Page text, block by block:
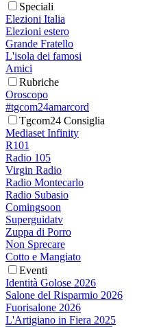
Speciali
Elezioni Italia
Elezioni estero
Grande Fratello
L'isola dei famosi
Amici
Rubriche
Oroscopo
#tgcom24amarcord
Tgcom24 Consiglia
Mediaset Infinity
R101
Radio 105
Virgin Radio
Radio Montecarlo
Radio Subasio
Comingsoon
Superguidatv
Zuppa di Porro
Non Sprecare
Cotto e Mangiato
Eventi
Identità Golose 2026
Salone del Risparmio 2026
Fuorisalone 2026
L'Artigiano in Fiera 2025